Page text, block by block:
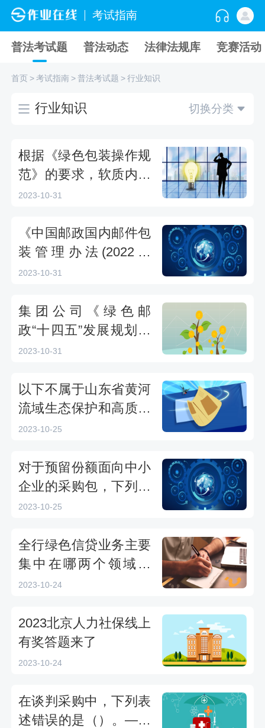
考试指南
普法考试题 普法动态 法律法规库 竞赛活动
首页>考试指南>普法考试题 >行业知识
行业知识 切换分类
根据《绿色包装操作规
范》的要求，软质内装
物与快递包装间最大空
2023全国绿色邮政建设
暨生态环境能力提升远
程培训班考试
2023-10-31
《中国邮政国内邮件包
装管理办法(2022年
版)》第四条规定，邮
本原则：（）。——20
23全国绿色邮政建设暨
生态环境能力提升远程
2023-10-31
集团公司《绿色邮
政“十四五”发展规划》
提出，以推动绿色低碳
线，以推进升级版的
（）、（）、（）三大
工程为重点。——2023
态环境能力提升远程培
训班考试
2023-10-31
以下不属于山东省黄河
流域生态保护和高质量
发展规划中三大环境污
——2023年全省黄河流
域乡村振兴知识竞赛线
上答题
2023-10-25
对于预留份额面向中小
企业的采购包，下列说
法错误的是：（）。-2
入库考核试题
2023-10-25
全行绿色信贷业务主要
集中在哪两个领域？
（）-2023年湖北省分
2023-10-24
2023北京人力社保线上
有奖答题来了
2023-10-24
在谈判采购中，下列表
述错误的是（）。——